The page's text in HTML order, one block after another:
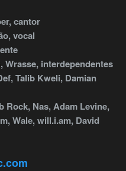
cantor
vocal
Wrasse, interdependentes
Talib Kweli, Damian
Rock, Nas, Adam Levine,
Wale, will.i.am, David